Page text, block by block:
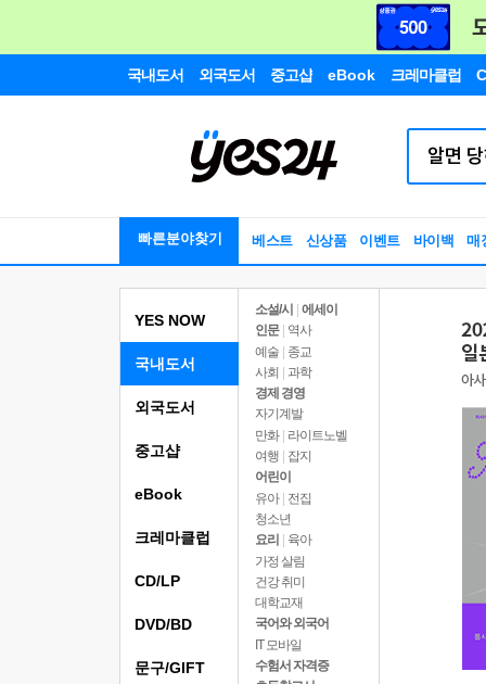
국내도서 외국도서 중고샵 eBook 크레마클럽
빠른분야찾기 베스트 신상품 이벤트 바이백 매
YES NOW
국내도서
소설/시
에세이
인문
역사
예술 | 종교
사회 | 과학
경제 경영
자기계발
만화 | 라이트노벨
여행
잡지
어린이
유아 | 전집
청소년
요리
육아
가정 살림
건강 취미
대학교재
국어와 외국어
IT 모바일
수험서 자격증
외국도서
중고샵
eBook
크레마클럽
CD/LP
DVD/BD
문구/GIFT